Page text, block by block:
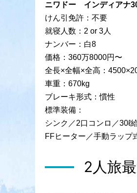
ニワドー インディアナ
けん引免許：不要
就寝人数：2 or 3人
ナンバー：白8
価格：360万8000円〜
全長×全幅×全高：
車重：670kg
ブレーキ形式：慣性
標準装備：
シンク／2口コンロ／30ℓ
FFヒーター／手動ラップ
2人旅